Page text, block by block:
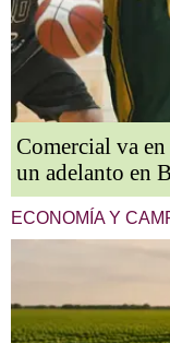
Comercial va
un adelanto en
ECONOMÍA Y